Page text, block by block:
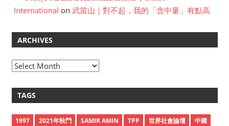
International on 武當山｜對不起，我的「含中量」有點高
ARCHIVES
A
h
TAGS
1997 2021年秋鬥 SAMIR AMIN TPP 世界社會論壇
中國